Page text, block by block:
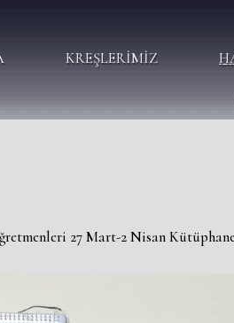
KREŞLERIMIZ
27 Mart-2 Nisan